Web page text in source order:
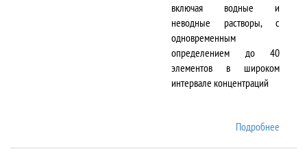
включая водные и
неводные растворы, с
одновременным
определением до 40
элементов в широком
интервале концентраций
Подробнее